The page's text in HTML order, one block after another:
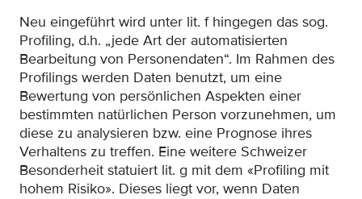
Neu eingeführt wird unter lit. f hingegen das sog.
Profiling, d.h. „jede Art der automatisierten
Bearbeitung von Personendaten“. Im Rahmen des
Profilings werden Daten benutzt, um eine
Bewertung von persönlichen Aspekten einer
bestimmten natürlichen Person vorzunehmen, um
diese zu analysieren bzw. eine Prognose ihres
Verhaltens zu treffen. Eine weitere Schweizer
Besonderheit statuiert lit. g mit dem «Profiling mit
hohem Risiko». Dieses liegt vor, wenn Daten